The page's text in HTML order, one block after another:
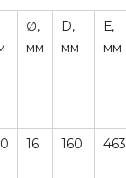
∅,
мм
D,
мм
Е,
мм
16 160 463